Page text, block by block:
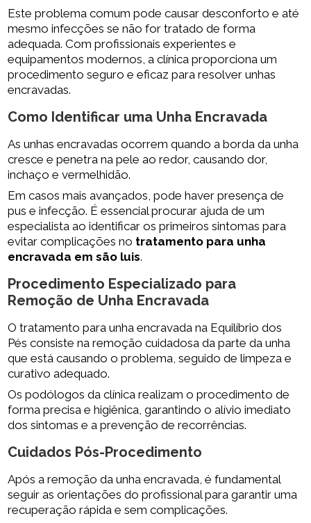
Este problema comum pode causar desconforto e até
mesmo infecções se não for tratado de forma
adequada. Com profissionais experientes e
equipamentos modernos, a clínica proporciona um
procedimento seguro e eficaz para resolver unhas
encravadas.
Como Identificar uma Unha Encravada
As unhas encravadas ocorrem quando a borda da unha
cresce e penetra na pele ao redor, causando dor,
inchaço e vermelhidão.
Em casos mais avançados, pode haver presença de
pus e infecção. É essencial procurar ajuda de um
especialista ao identificar os primeiros sintomas para
evitar complicações no tratamento para unha
encravada em são luis.
Procedimento Especializado para
Remoção de Unha Encravada
O tratamento para unha encravada na Equilíbrio dos
Pés consiste na remoção cuidadosa da parte da unha
que está causando o problema, seguido de limpeza e
curativo adequado.
Os podólogos da clínica realizam o procedimento de
forma precisa e higiênica, garantindo o alívio imediato
dos sintomas e a prevenção de recorrências.
Cuidados Pós-Procedimento
Após a remoção da unha encravada, é fundamental
seguir as orientações do profissional para garantir uma
recuperação rápida e sem complicações.